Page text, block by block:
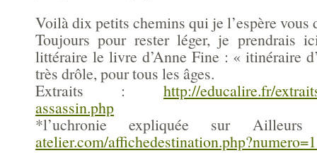
Voilà dix petits chemins qui je l’espère vous
Toujours pour rester léger, je prendrais
littéraire le livre d’Anne Fine : « itinéraire
très drôle, pour tous les âges.
Extraits : http://educalire.fr/
assassin.php
*l’uchronie expliquée sur
atelier.com/